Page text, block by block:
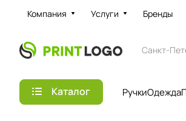
Компания Услуги Бренды
Санкт-
Каталог РучкиОдежда